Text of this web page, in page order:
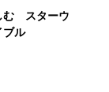
む スターウ
ブル